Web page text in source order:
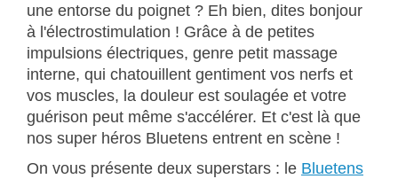
une entorse du poignet ? Eh bien, dites bonjour
à l'électrostimulation ! Grâce à de petites
impulsions électriques, genre petit massage
interne, qui chatouillent gentiment vos nerfs et
vos muscles, la douleur est soulagée et votre
guérison peut même s'accélérer. Et c'est là que
nos super héros Bluetens entrent en scène !
On vous présente deux superstars : le Bluetens